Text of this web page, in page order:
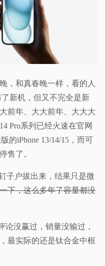
，和真春晚一样，看的人
新机，但又不完全是新
前年、大大前年、大大大
Pro系列已经火速在官网
的iPhone 13/14/15，而可
售了。
子户拔出来，结果只是微
下，这么多年了容量都没
论没赢过，销量没输过，
最实际的还是钛合金中框